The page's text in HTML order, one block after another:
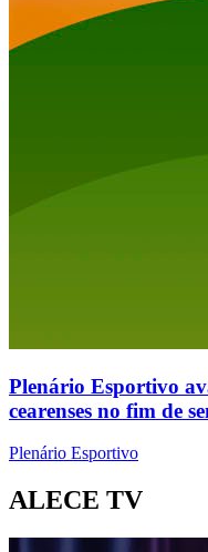
Plenário Esportivo
cearenses no fim de
Plenário Esportivo
ALECE TV